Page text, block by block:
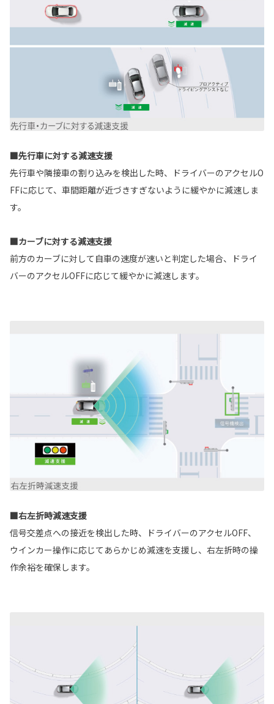
■先行車に対する減速支援
先行車や隣接車の割り込みを検出した時、ドライバーのアクセルO
FFに応じて、車間距離が近づきすぎないように緩やかに減速しま
す。
■カーブに対する減速支援
前方のカーブに対して自車の速度が速いと判定した場合、ドライ
バーのアクセルOFFに応じて緩やかに減速します。
■右左折時減速支援
信号交差点への接近を検出した時、ドライバーのアクセルOFF、
ウインカー操作に応じてあらかじめ減速を支援し、右左折時の操
作余裕を確保します。